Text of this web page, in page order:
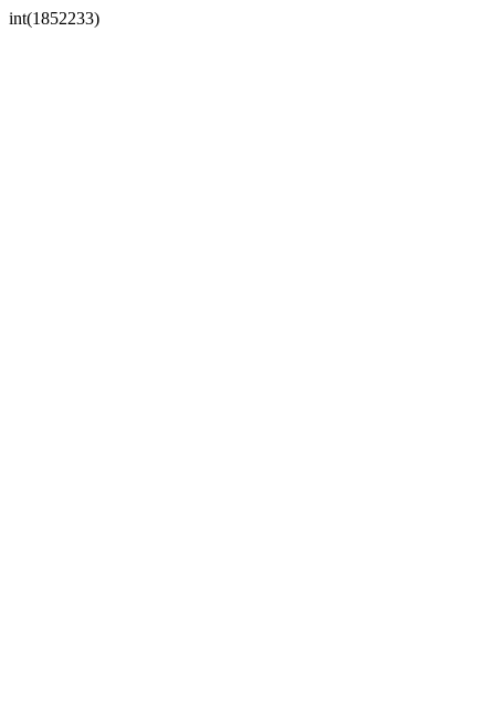
int(1852233)